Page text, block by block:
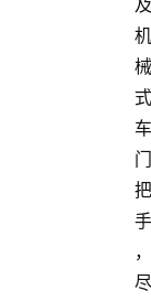
及
机
械
式
车
门
把
手
，
尽